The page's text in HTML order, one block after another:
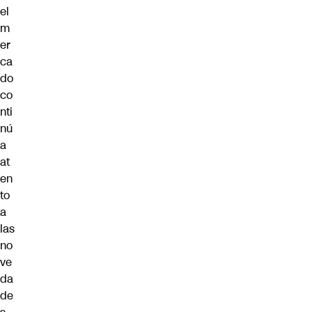
el
m
er
ca
do
co
nti
nú
a
at
en
to
a
las
no
ve
da
de